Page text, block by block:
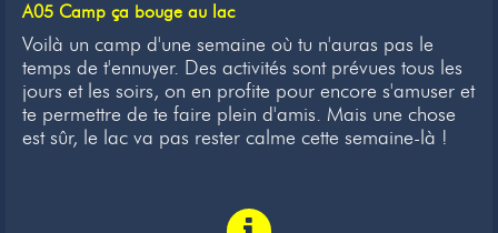
Camps
Dons
Membres
A05 Camp ça bouge au lac
Voilà un camp d'une semaine où tu n'auras pas le
temps de t'ennuyer. Des activités sont prévues tous les
jours et les soirs, on en profite pour encore s'amuser et
te permettre de te faire plein d'amis. Mais une chose
est sûr, le lac va pas rester calme cette semaine-là !